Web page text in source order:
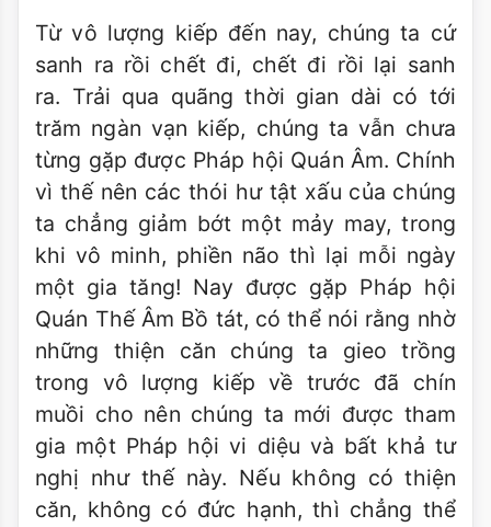
Từ vô lượng kiếp đến nay, chúng ta cứ
sanh ra rồi chết đi, chết đi rồi lại sanh
ra. Trải qua quãng thời gian dài có tới
trăm ngàn vạn kiếp, chúng ta vẫn chưa
từng gặp được Pháp hội Quán Âm. Chính
vì thế nên các thói hư tật xấu của chúng
ta chẳng giảm bớt một mảy may, trong
khi vô minh, phiền não thì lại mỗi ngày
một gia tăng! Nay được gặp Pháp hội
Quán Thế Âm Bồ tát, có thể nói rằng nhờ
những thiện căn chúng ta gieo trồng
trong vô lượng kiếp về trước đã chín
muồi cho nên chúng ta mới được tham
gia một Pháp hội vi diệu và bất khả tư
nghị như thế này. Nếu không có thiện
căn, không có đức hạnh, thì chẳng thể